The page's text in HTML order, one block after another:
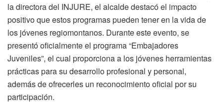
la directora del INJURE, el alcalde destacó el impacto
positivo que estos programas pueden tener en la vida de
los jóvenes regiomontanos. Durante este evento, se
presentó oficialmente el programa “Embajadores
Juveniles”, el cual proporciona a los jóvenes herramientas
prácticas para su desarrollo profesional y personal,
además de ofrecerles un reconocimiento oficial por su
participación.